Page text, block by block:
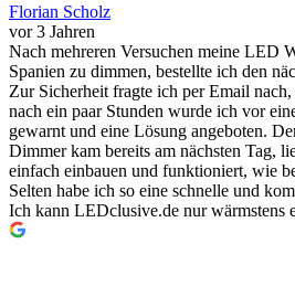
Florian Scholz
vor 3 Jahren
Nach mehreren Versuchen meine LED
Spanien zu dimmen, bestellte ich den
Zur Sicherheit fragte ich per Email nach,
nach ein paar Stunden wurde ich vor
gewarnt und eine Lösung angeboten.
Dimmer kam bereits am nächsten Tag,
einfach einbauen und funktioniert, wie
Selten habe ich so eine schnelle und
Ich kann LEDclusive.de nur wärmstens